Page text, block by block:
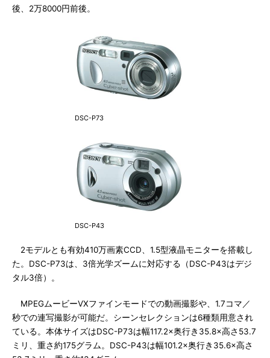
後、2万8000円前後。
DSC-P73
DSC-P43
2モデルとも有効410万画素CCD、1.5型液晶モニターを搭載し
た。DSC-P73は、3倍光学ズームに対応する（DSC-P43はデジ
タル3倍）。
MPEGムービーVXファインモードでの動画撮影や、1.7コマ／
秒での連写撮影が可能だ。シーンセレクションは6種類用意され
ている。本体サイズはDSC-P73は幅117.2×奥行き35.8×高さ53.7
ミリ、重さ約175グラム。DSC-P43は幅101.2×奥行き35.6×高さ